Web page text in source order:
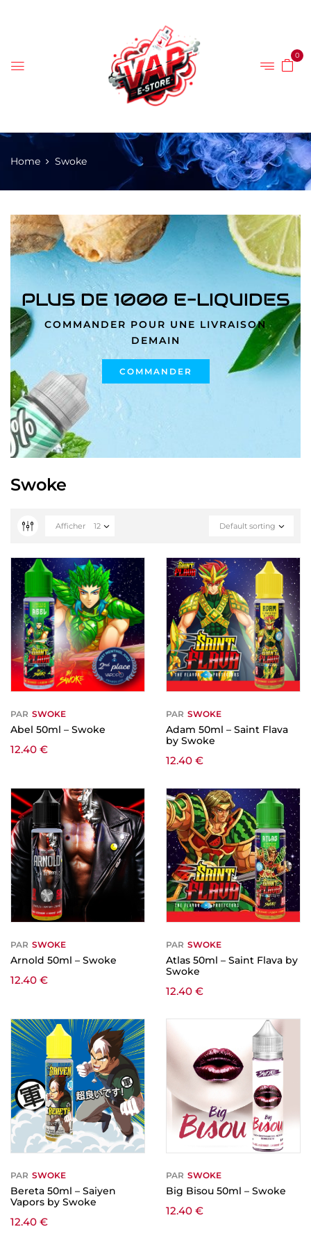
0
Home Swoke
PLUS DE 1000 E-LIQUIDES
COMMANDER POUR UNE LIVRAISON
DEMAIN
COMMANDER
Swoke
Default sorting
Afficher 12
PAR SWOKE
Abel 50ml – Swoke
12.40 €
PAR SWOKE
Adam 50ml – Saint Flava
by Swoke
12.40 €
PAR SWOKE
Arnold 50ml – Swoke
12.40 €
PAR SWOKE
Atlas 50ml – Saint Flava by
Swoke
12.40 €
PAR SWOKE
Bereta 50ml – Saiyen
Vapors by Swoke
12.40 €
PAR SWOKE
Big Bisou 50ml – Swoke
12.40 €